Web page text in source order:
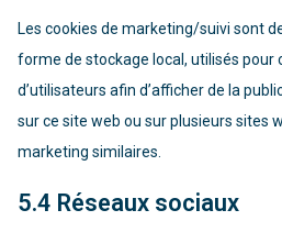
Les cookies de marketing/suivi sont
forme de stockage local, utilisés pour
d’utilisateurs afin d’afficher de la
sur ce site web ou sur plusieurs sites
marketing similaires.
5.4 Réseaux sociaux